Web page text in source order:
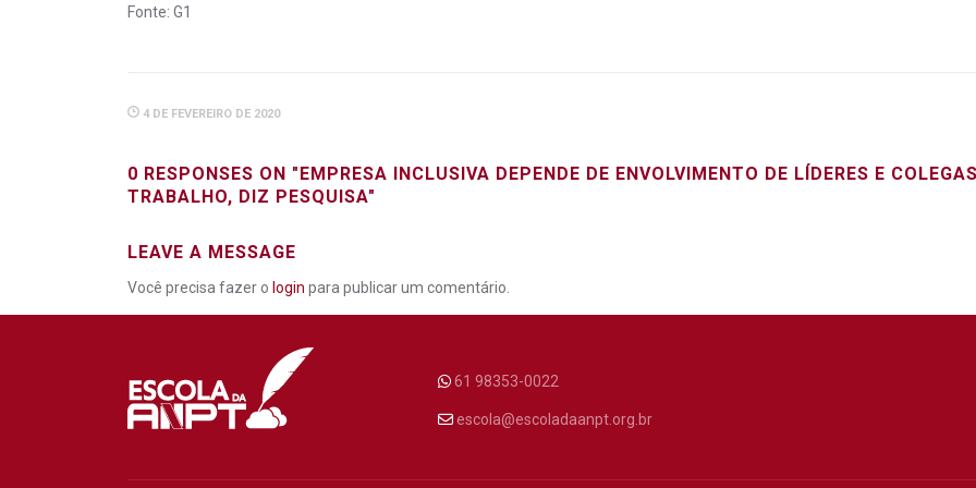
Fonte: G1
4 DE FEVEREIRO DE 2020
0 RESPONSES ON "EMPRESA INCLUSIVA DEPENDE DE ENVOLVIMENTO DE LÍDERES E
TRABALHO, DIZ PESQUISA"
LEAVE A MESSAGE
Você precisa fazer o login para publicar um comentário.
61 98353-0022
escola@escoladaanpt.org.br